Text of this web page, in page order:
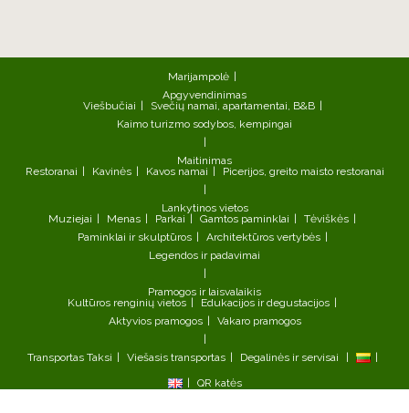
Marijampolė
Apgyvendinimas
Viešbučiai
Svečių namai, apartamentai, B&B
Kaimo turizmo sodybos, kempingai
Maitinimas
Restoranai
Kavinės Kavos namai Picerijos, greito maisto restoranai
Lankytinos vietos
Muziejai
Menas Parkai Gamtos paminklai
Tėviškės
Paminklai ir skulptūros
Architektūros vertybės
Legendos ir padavimai
Pramogos ir laisvalaikis
Kultūros renginių vietos
Edukacijos ir degustacijos
Aktyvios pramogos
Vakaro pramogos
Transportas Taksi Viešasis transportas
Degalinės ir servisai
QR katės